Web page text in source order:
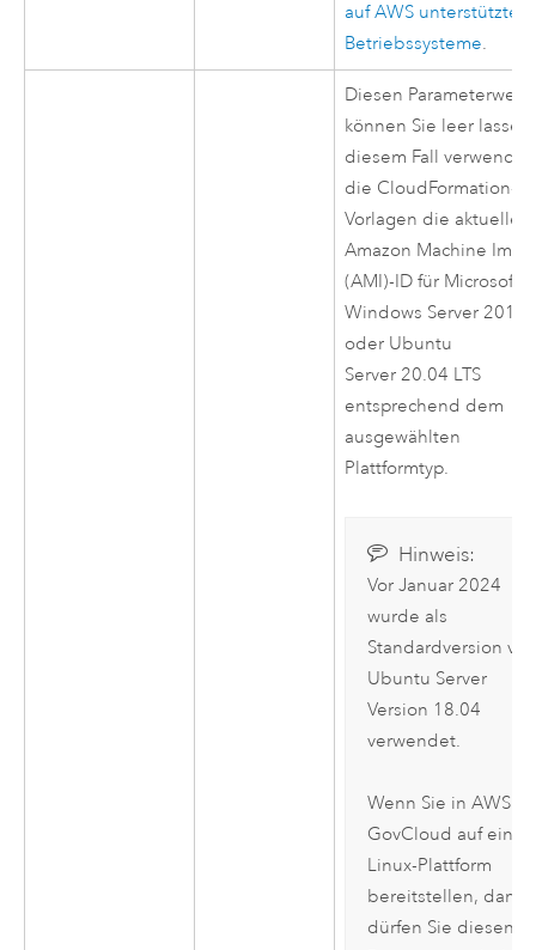
aufAWS unterstützte
Betriebssysteme.
Diesen Parameterwert
können Sie leer
diesem Fall
die CloudFormation-
Vorlagen die aktuelle
Amazon Machine
(AMI)-ID für Microsoft
Windows Server 2019
oder Ubuntu
Server 20.04 LTS
entsprechend dem
ausgewählten
Plattformtyp.
Hinweis:
Vor Januar 2024
wurde als
Standardversion von
Ubuntu Server
Version 18.04
verwendet.
Wenn Sie in AWS
GovCloud auf einer
Linux-Plattform
bereitstellen, dann
dürfen Sie diesen